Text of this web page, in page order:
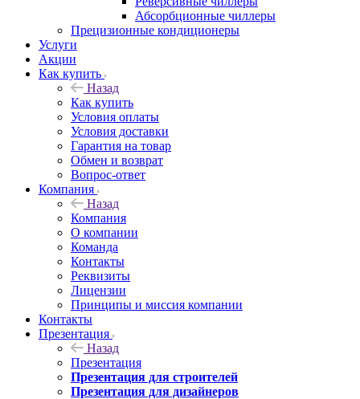
Абсорбционные чиллеры
Прецизионные кондиционеры
Услуги
Акции
Как купить
Назад
Как купить
Условия оплаты
Условия доставки
Гарантия на товар
Обмен и возврат
Вопрос-ответ
Компания
Назад
Компания
О компании
Команда
Контакты
Реквизиты
Лицензии
Принципы и миссия компании
Контакты
Презентация
Назад
Презентация
Презентация для строителей
Презентация для дизайнеров